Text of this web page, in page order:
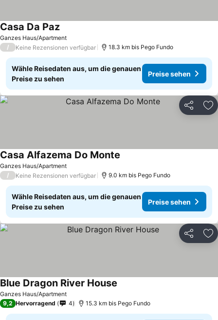
Ganzes Haus/Apartment
Casa Da Paz
/ Keine Rezensionen verfügbar 18.3 km bis Pego Fundo
Wähle Reisedaten aus, um die genauen
Preise zu sehen
Preise sehen
Teilen
Ganzes Haus/Apartment
Casa Alfazema Do Monte
/ Keine Rezensionen verfügbar 9.0 km bis Pego Fundo
Wähle Reisedaten aus, um die genauen
Preise zu sehen
Preise sehen
Teilen
Ganzes Haus/Apartment
Blue Dragon River House
9,2 Hervorragend 4 15.3 km bis Pego Fundo